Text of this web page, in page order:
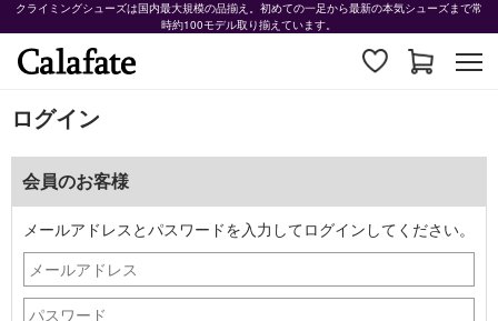
クライミングシューズは国内最大規模の品揃え。初めての一足から最新の本気シューズまで常
時約100モデル取り揃えています。
ログイン
会員のお客様
メールアドレスとパスワードを入力してログインしてください。